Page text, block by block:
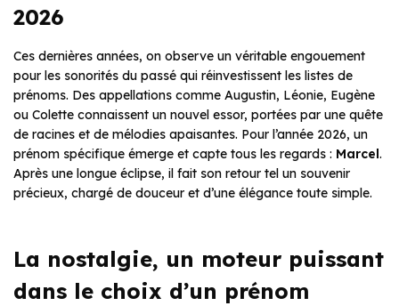
2026
Ces dernières années, on observe un véritable engouement
pour les sonorités du passé qui réinvestissent les listes de
prénoms. Des appellations comme Augustin, Léonie, Eugène
ou Colette connaissent un nouvel essor, portées par une quête
de racines et de mélodies apaisantes. Pour l’année 2026, un
prénom spécifique émerge et capte tous les regards : Marcel .
Après une longue éclipse, il fait son retour tel un souvenir
précieux, chargé de douceur et d’une élégance toute simple.
La nostalgie, un moteur puissant
dans le choix d’un prénom